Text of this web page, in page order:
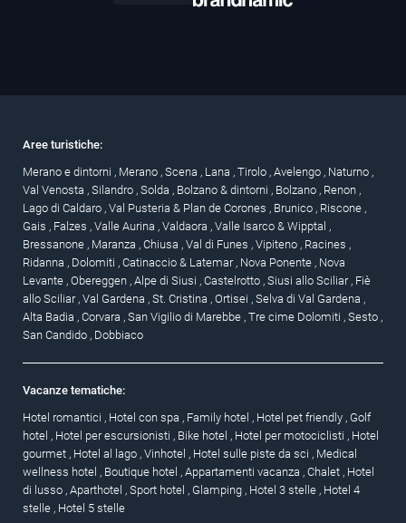
Aree turistiche:
Merano e dintorni , Merano , Scena , Lana , Tirolo , Avelengo , Naturno ,
Val Venosta , Silandro , Solda , Bolzano & dintorni , Bolzano , Renon ,
Lago di Caldaro , Val Pusteria & Plan de Corones , Brunico , Riscone ,
Gais , Falzes , Valle Aurina , Valdaora , Valle Isarco & Wipptal ,
Bressanone , Maranza , Chiusa , Val di Funes , Vipiteno , Racines ,
Ridanna , Dolomiti , Catinaccio & Latemar , Nova Ponente , Nova
Levante , Obereggen , Alpe di Siusi , Castelrotto , Siusi allo Sciliar , Fiè
allo Sciliar , Val Gardena , St. Cristina , Ortisei , Selva di Val Gardena ,
Alta Badia , Corvara , San Vigilio di Marebbe , Tre cime Dolomiti , Sesto ,
San Candido , Dobbiaco
Vacanze tematiche:
Hotel romantici , Hotel con spa , Family hotel , Hotel pet friendly , Golf
hotel , Hotel per escursionisti , Bike hotel , Hotel per motociclisti , Hotel
gourmet , Hotel al lago , Vinhotel , Hotel sulle piste da sci , Medical
wellness hotel , Boutique hotel , Appartamenti vacanza , Chalet , Hotel
di lusso , Aparthotel , Sport hotel , Glamping , Hotel 3 stelle , Hotel 4
stelle , Hotel 5 stelle